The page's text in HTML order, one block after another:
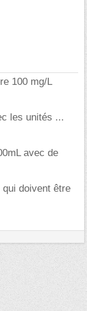
100 mg/L
les unités ...
avec de
doivent être